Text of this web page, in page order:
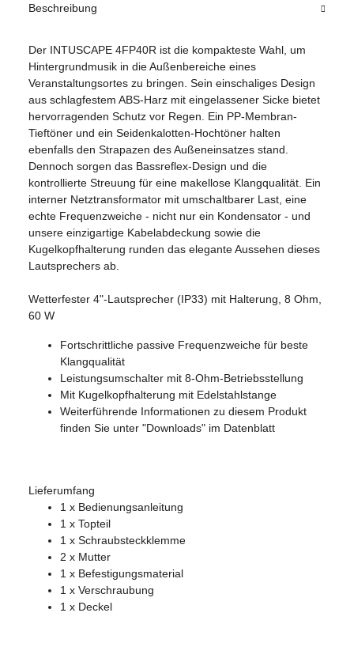
Beschreibung
Der INTUSCAPE 4FP40R ist die kompakteste Wahl, um
Hintergrundmusik in die Außenbereiche eines
Veranstaltungsortes zu bringen. Sein einschaliges Design
aus schlagfestem ABS-Harz mit eingelassener Sicke bietet
hervorragenden Schutz vor Regen. Ein PP-Membran-
Tieftöner und ein Seidenkalotten-Hochtöner halten
ebenfalls den Strapazen des Außeneinsatzes stand.
Dennoch sorgen das Bassreflex-Design und die
kontrollierte Streuung für eine makellose Klangqualität. Ein
interner Netztransformator mit umschaltbarer Last, eine
echte Frequenzweiche - nicht nur ein Kondensator - und
unsere einzigartige Kabelabdeckung sowie die
Kugelkopfhalterung runden das elegante Aussehen dieses
Lautsprechers ab.
Wetterfester 4"-Lautsprecher (IP33) mit Halterung, 8 Ohm,
60 W
Fortschrittliche passive Frequenzweiche für beste
Klangqualität
Leistungsumschalter mit 8-Ohm-Betriebsstellung
Mit Kugelkopfhalterung mit Edelstahlstange
Weiterführende Informationen zu diesem Produkt
finden Sie unter "Downloads" im Datenblatt
Lieferumfang
1 x Bedienungsanleitung
1 x Topteil
1 x Schraubsteckklemme
2 x Mutter
1 x Befestigungsmaterial
1 x Verschraubung
1 x Deckel